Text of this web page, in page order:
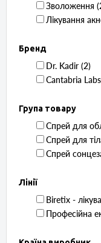
Бренд
Dr. Kadir ‏ (2)
Група товару
Лінії